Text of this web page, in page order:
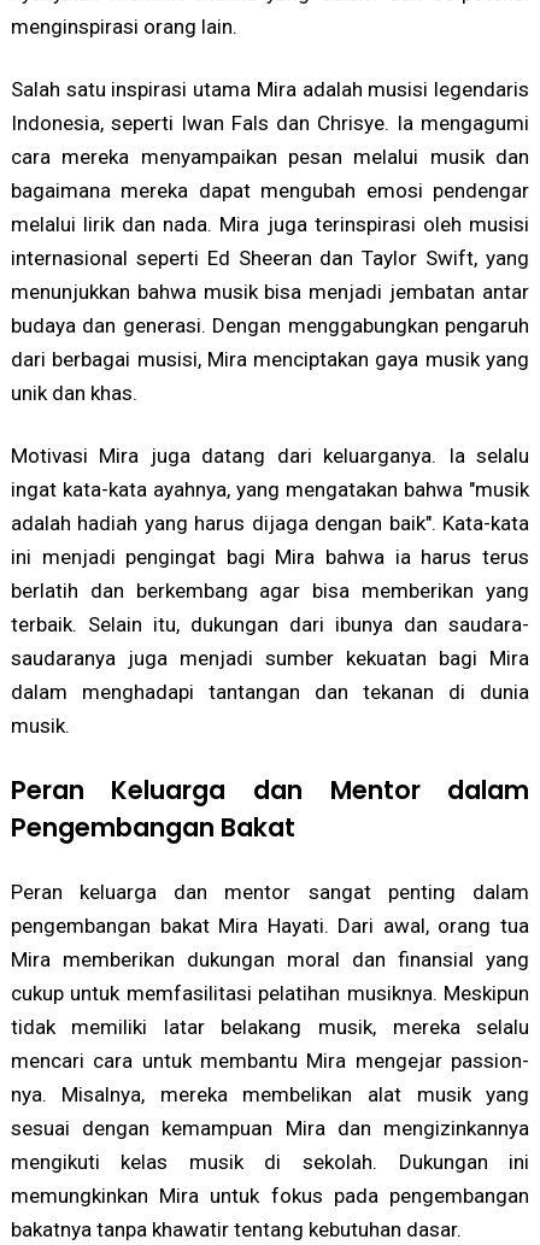
menginspirasi orang lain.
Salah satu inspirasi utama Mira adalah musisi legendaris
Indonesia, seperti Iwan Fals dan Chrisye. Ia mengagumi
cara mereka menyampaikan pesan melalui musik dan
bagaimana mereka dapat mengubah emosi pendengar
melalui lirik dan nada. Mira juga terinspirasi oleh musisi
internasional seperti Ed Sheeran dan Taylor Swift, yang
menunjukkan bahwa musik bisa menjadi jembatan antar
budaya dan generasi. Dengan menggabungkan pengaruh
dari berbagai musisi, Mira menciptakan gaya musik yang
unik dan khas.
Motivasi Mira juga datang dari keluarganya. Ia selalu
ingat kata-kata ayahnya, yang mengatakan bahwa "musik
adalah hadiah yang harus dijaga dengan baik". Kata-kata
ini menjadi pengingat bagi Mira bahwa ia harus terus
berlatih dan berkembang agar bisa memberikan yang
terbaik. Selain itu, dukungan dari ibunya dan saudara-
saudaranya juga menjadi sumber kekuatan bagi Mira
dalam menghadapi tantangan dan tekanan di dunia
musik.
Peran Keluarga dan Mentor dalam
Pengembangan Bakat
Peran keluarga dan mentor sangat penting dalam
pengembangan bakat Mira Hayati. Dari awal, orang tua
Mira memberikan dukungan moral dan finansial yang
cukup untuk memfasilitasi pelatihan musiknya. Meskipun
tidak memiliki latar belakang musik, mereka selalu
mencari cara untuk membantu Mira mengejar passion-
nya. Misalnya, mereka membelikan alat musik yang
sesuai dengan kemampuan Mira dan mengizinkannya
mengikuti kelas musik di sekolah. Dukungan ini
memungkinkan Mira untuk fokus pada pengembangan
bakatnya tanpa khawatir tentang kebutuhan dasar.